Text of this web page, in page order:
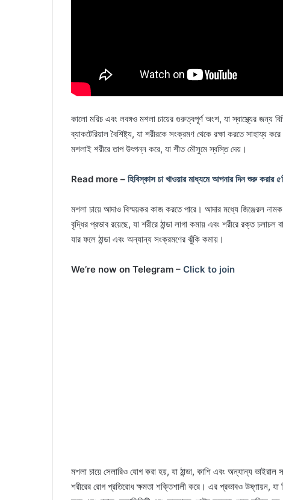
কালো মরিচ এবং লবঙ্গও মশলা চায়ের গুরুত্বপূর্ণ অংশ, যা স্বাস্থ্যের জন্য
ব্যাকটেরিয়াল বৈশিষ্ট্য, যা শরীরকে সংক্রমণ থেকে রক্ষা করতে
মশলাই শরীরে তাপ উৎপন্ন করে, যা শীত মৌসুমে স্বস্তি দেয়।
Read more – হিবিস্কাস চা খাওয়ার মাধ্যমে আপনার দিন শুরু
মশলা চায়ে আদাও বিস্ময়কর কাজ করতে পারে। আদার মধ্যে জিঞ্জেরল
বৃদ্ধির প্রভাব রয়েছে, যা শরীরে ঠান্ডা লাগা কমায় এবং শরীরে রক্ত
যার ফলে ঠান্ডা এবং অন্যান্য সংক্রমণের ঝুঁকি কমায়।
We’re now on Telegram – Click to join
মশলা চায়ে সেলারিও যোগ করা হয়, যা ঠান্ডা, কাশি এবং অন্যান্য ভাইরাল
শরীরের রোগ প্রতিরোধ ক্ষমতা শক্তিশালী করে। এর প্রভাবও উষ্ণায়ন,